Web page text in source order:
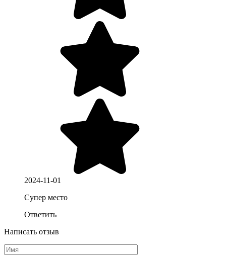
2024-11-01
Супер место
Ответить
Написать отзыв